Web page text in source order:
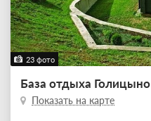
23 фото
База отдыха Голицыно
Показать на карте